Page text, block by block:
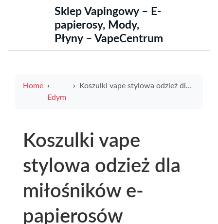
Sklep Vapingowy – E-
papierosy, Mody,
Płyny – VapeCentrum
Home
Edym
Koszulki vape stylowa odzież dla miłośników e-papierosów
Koszulki vape
stylowa odzież dla
miłośników e-
papierosów